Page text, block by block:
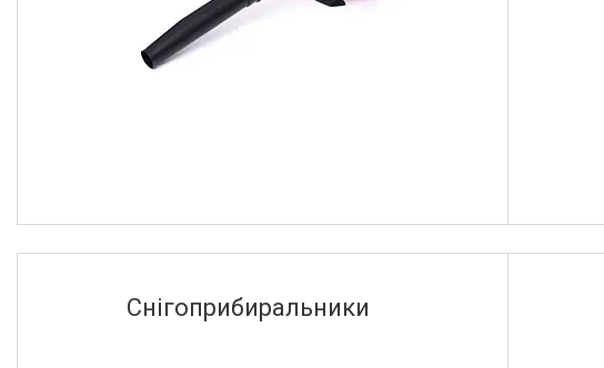
Снігоприбиральники